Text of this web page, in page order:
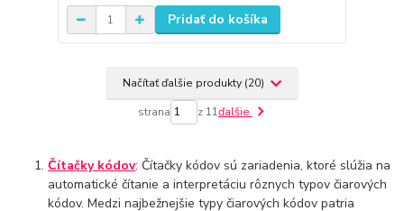
Pridať do košíka
Načítať ďalšie produkty (20)
strana z 11ďalšie
Čítačky kódov: Čítačky kódov sú zariadenia, ktoré slúžia na
automatické čítanie a interpretáciu rôznych typov čiarových
kódov. Medzi najbežnejšie typy čiarových kódov patria